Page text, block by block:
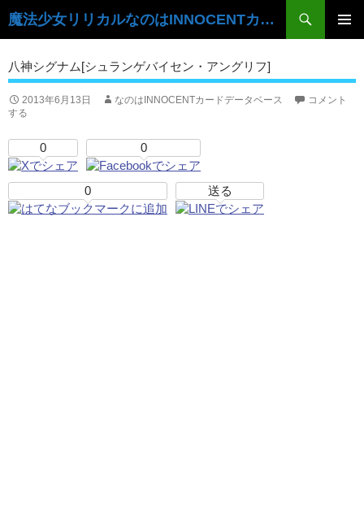
魔法少女リリカルなのはINNOCENTカードデータベース
検
索
イ
ン
テ
ン
ツ
へ
ッ
プ
八神シグナム[シュランゲバイセン・アングリフ]
2013年6月13日 なのはINNOCENTカードデータベース
コメント
する
0 0
0 送る